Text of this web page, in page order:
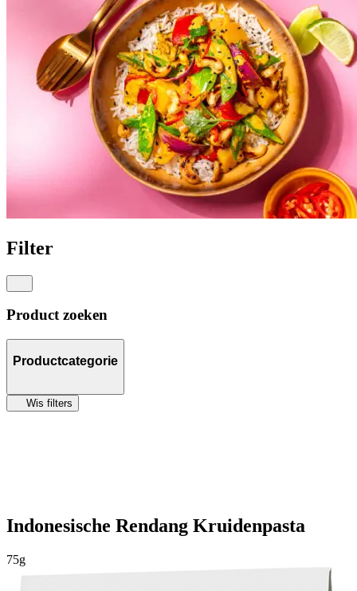
Filter
Product zoeken
Productcategorie
Wis filters
Indonesische Rendang Kruidenpasta
75g